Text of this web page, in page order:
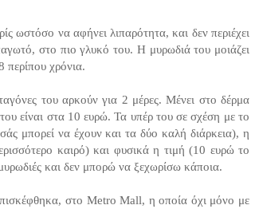
ωστόσο να αφήνει λιπαρότητα, και δεν περιέχει
στο πιο γλυκό του. Η μυρωδιά του μοιάζει
χρόνια.
του αρκούν για 2 μέρες. Μένει στο δέρμα
είναι στα 10 ευρώ. Τα υπέρ του σε σχέση με το
μπορεί να έχουν και τα δύο καλή διάρκεια), η
καιρό) και φυσικά η τιμή (10 ευρώ το
και δεν μπορώ να ξεχωρίσω κάποια.
στο Metro Mall, η οποία όχι μόνο με